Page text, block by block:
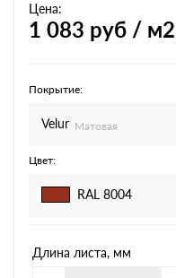
Цена:
1 083 руб / м2
Покрытие:
Velur Матовая
Цвет:
RAL 8004
Длина листа, мм